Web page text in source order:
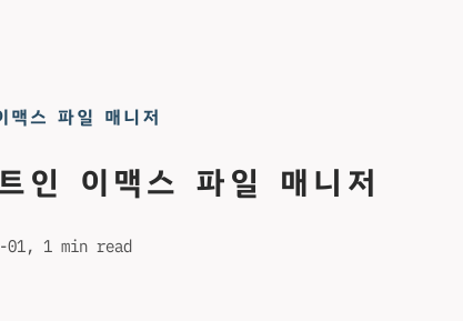
맥스 파일 매니저
인 이맥스 파일 매니저
01 1 min read